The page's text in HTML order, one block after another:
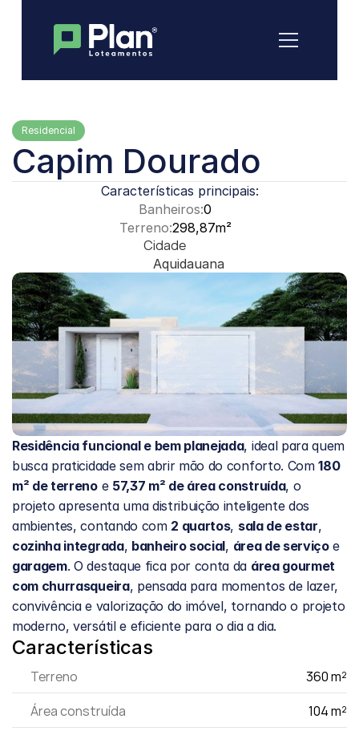
Residencial
Capim Dourado
Características principais:
Banheiros:0
Terreno:298,87m²
Cidade
Aquidauana
Residência funcional e bem planejada, ideal para quem
busca praticidade sem abrir mão do conforto. Com 180
m² de terreno e 57,37 m² de área construída, o
projeto apresenta uma distribuição inteligente dos
ambientes, contando com 2 quartos, sala de estar
cozinha integrada, banheiro social, área de serviço
garagem. O destaque fica por conta da área gourmet
com churrasqueira, pensada para momentos de lazer,
convivência e valorização do imóvel, tornando o projeto
moderno, versátil e eficiente para o dia a dia.
Características
Terreno
360 m²
Área construída
104 m²